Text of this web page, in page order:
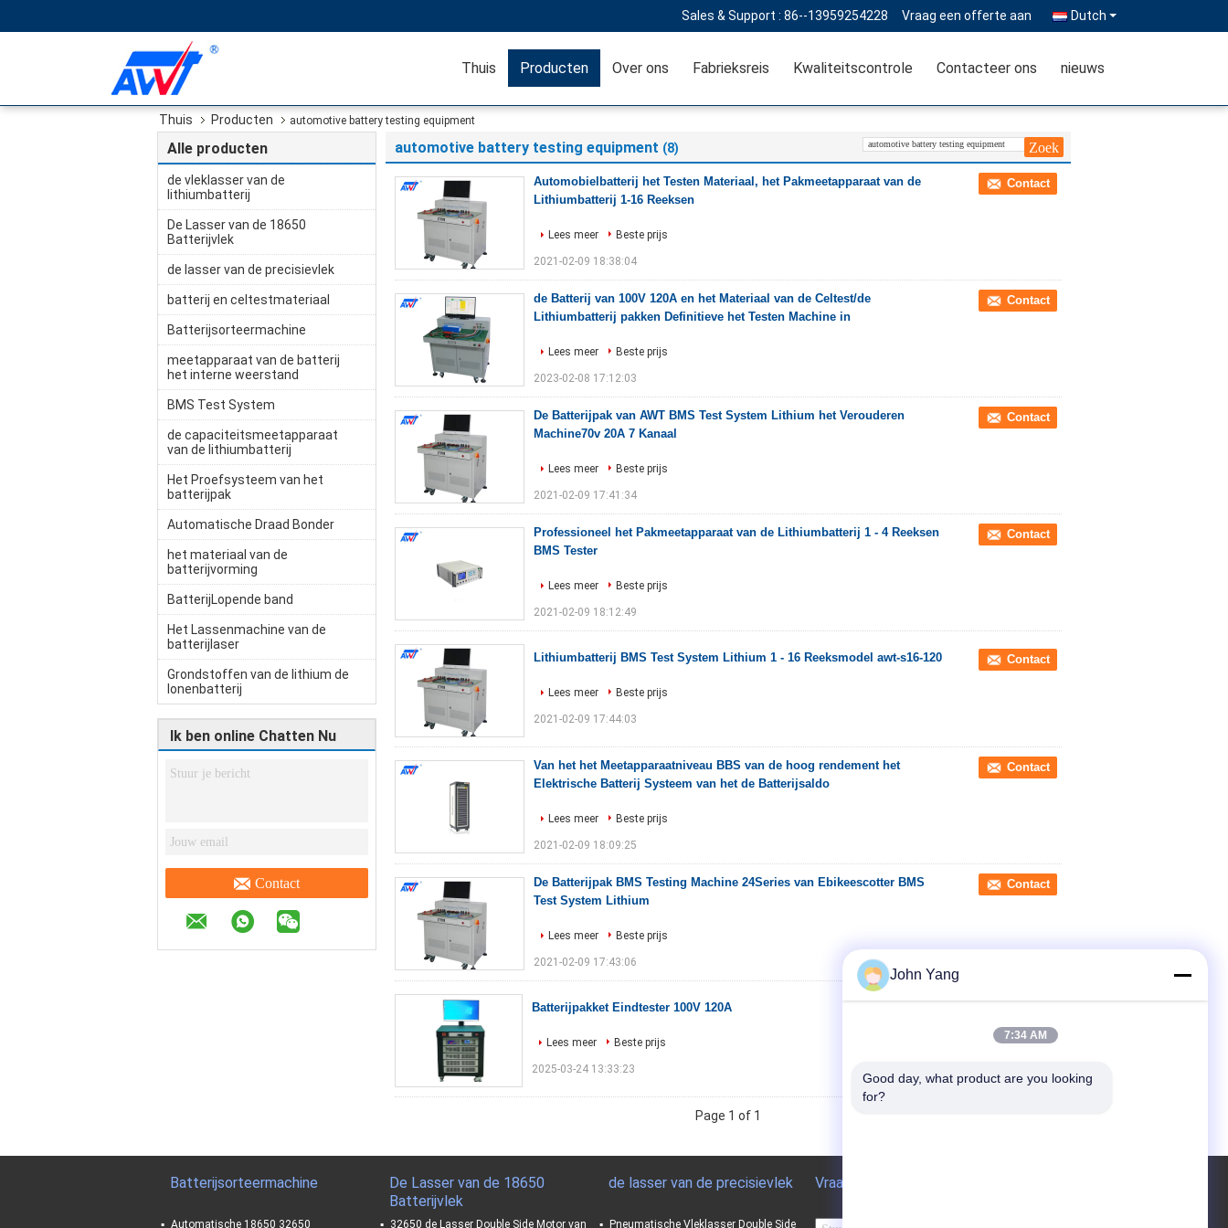
Sales & Support : 86--13959254228 Vraag een offerte aan Dutch
Thuis Producten Over ons Fabrieksreis Kwaliteitscontrole Contacteer ons nieuws
Thuis Producten automotive battery testing equipment
Alle producten
de vleklasser van de
lithiumbatterij
De Lasser van de 18650
Batterijvlek
de lasser van de precisievlek
batterij en celtestmateriaal
Batterijsorteermachine
meetapparaat van de batterij
het interne weerstand
BMS Test System
de capaciteitsmeetapparaat
van de lithiumbatterij
Het Proefsysteem van het
batterijpak
Automatische Draad Bonder
het materiaal van de
batterijvorming
BatterijLopende band
Het Lassenmachine van de
batterijlaser
Grondstoffen van de lithium de
Ionenbatterij
Ik ben online Chatten Nu
Contact
automotive battery testing equipment (8)
Automobielbatterij het Testen Materiaal, het Pakmeetapparaat van de
Lithiumbatterij 1-16 Reeksen
Contact
Lees meer Beste prijs
2021-02-09 18:38:04
de Batterij van 100V 120A en het Materiaal van de Celtest/de
Lithiumbatterij pakken Definitieve het Testen Machine in
Contact
Lees meer Beste prijs
2023-02-08 17:12:03
De Batterijpak van AWT BMS Test System Lithium het Verouderen
Machine70v 20A 7 Kanaal
Contact
Lees meer Beste prijs
2021-02-09 17:41:34
Professioneel het Pakmeetapparaat van de Lithiumbatterij 1 - 4 Reeksen
BMS Tester
Contact
Lees meer Beste prijs
2021-02-09 18:12:49
Lithiumbatterij BMS Test System Lithium 1 - 16 Reeksmodel awt-s16-120 Contact
Lees meer Beste prijs
2021-02-09 17:44:03
Van het het Meetapparaatniveau BBS van de hoog rendement het
Elektrische Batterij Systeem van het de Batterijsaldo
Contact
Lees meer Beste prijs
2021-02-09 18:09:25
De Batterijpak BMS Testing Machine 24Series van Ebikeescotter BMS
Test System Lithium
Contact
Lees meer Beste prijs
2021-02-09 17:43:06
Batterijpakket Eindtester 100V 120A
Lees meer Beste prijs
2025-03-24 13:33:23
Page 1 of 1
Batterijsorteermachine
Automatische 18650 32650
De Lasser van de 18650
Batterijvlek
32650 de Lasser Double Side Motor van
de lasser van de precisievlek
Pneumatische Vleklasser Double Side
Vraag een offerte aan
John Yang
7:34 AM
Good day, what product are you looking
for?